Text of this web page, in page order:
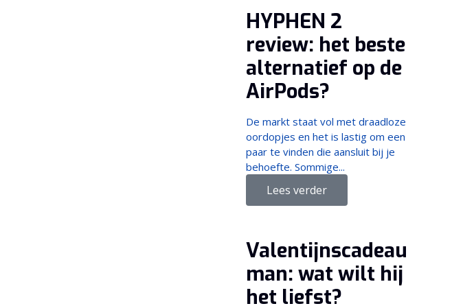
HYPHEN 2
review: het beste
alternatief op de
AirPods?
De markt staat vol met draadloze
oordopjes en het is lastig om een
paar te vinden die aansluit bij je
behoefte. Sommige...
Lees verder
Valentijnscadeau
man: wat wilt hij
het liefst?